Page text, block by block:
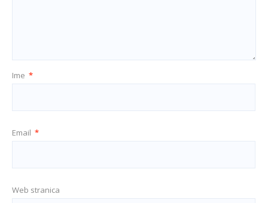
Ime *
Email *
Web stranica